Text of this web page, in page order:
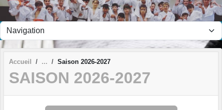
Accueil Saison 2026-2027
SAISON 2026-2027